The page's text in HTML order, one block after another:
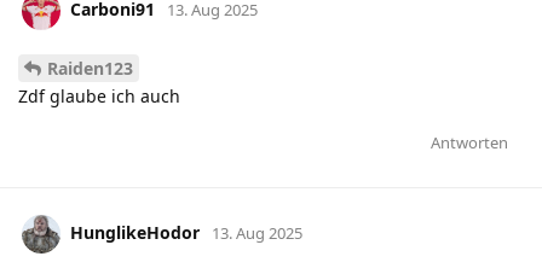
Carboni91 13. Aug 2025
Raiden123
Zdf glaube ich auch
Antworten
HunglikeHodor 13. Aug 2025